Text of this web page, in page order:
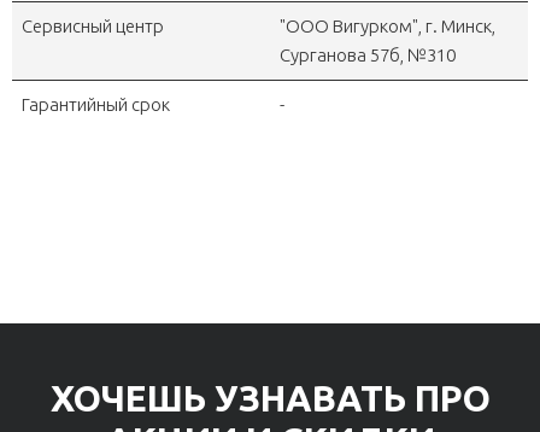
Сервисный центр
"OOO Вигурком", г. Минск,
Сурганова 57б, №310
Гарантийный срок -
ХОЧЕШЬ УЗНАВАТЬ ПРО